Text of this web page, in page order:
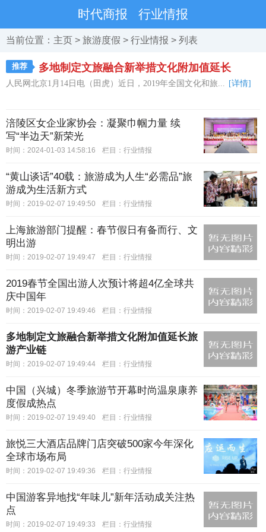
时代商报 行业情报
当前位置： 主页 > 旅游度假 > 行业情报 > 列表
推荐 多地制定文旅融合新举措文化附加值延长
人民网北京1月14日电（田虎）近日，2019年全国文化和旅... [详情]
涪陵区女企业家协会：凝聚巾帼力量 续
写“半边天”新荣光
时间：2024-01-03 14:58:16 栏目： 行业情报
“黄山谈话”40载：旅游成为人生“必需品”旅
游成为生活新方式
时间：2019-02-07 19:49:50 栏目： 行业情报
上海旅游部门提醒：春节假日有备而行、文
明出游
时间：2019-02-07 19:49:47 栏目： 行业情报
2019春节全国出游人次预计将超4亿全球共
庆中国年
时间：2019-02-07 19:49:46 栏目： 行业情报
多地制定文旅融合新举措文化附加值延长旅
游产业链
时间：2019-02-07 19:49:44 栏目： 行业情报
中国（兴城）冬季旅游节开幕时尚温泉康养
度假成热点
时间：2019-02-07 19:49:40 栏目： 行业情报
旅悦三大酒店品牌门店突破500家今年深化
全球市场布局
时间：2019-02-07 19:49:36 栏目： 行业情报
中国游客异地找“年味儿”新年活动成关注热
点
时间：2019-02-07 19:49:33 栏目： 行业情报